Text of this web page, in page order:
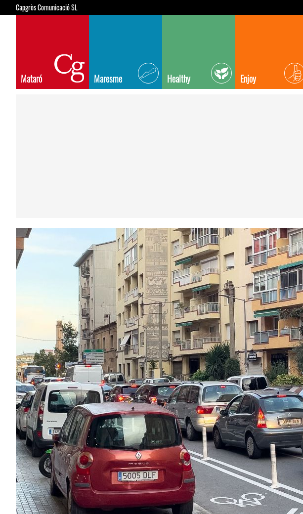
Capgròs Comunicació SL
Mataró Maresme Healthy Enjoy